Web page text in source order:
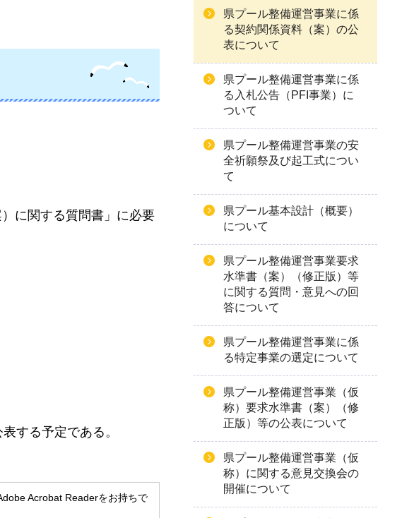
に関する質問書」に必要
する予定である。
Acrobat Readerをお持ちで
県プール整備運営事業に係
る契約関係資料（案）の公
表について
県プール整備運営事業に係
る入札公告（PFI事業）に
ついて
県プール整備運営事業の安
全祈願祭及び起工式につい
て
県プール基本設計（概要）
について
県プール整備運営事業要求
水準書（案）（修正版）等
に関する質問・意見への回
答について
県プール整備運営事業に係
る特定事業の選定について
県プール整備運営事業（仮
称）要求水準書（案）（修
正版）等の公表について
県プール整備運営事業（仮
称）に関する意見交換会の
開催について